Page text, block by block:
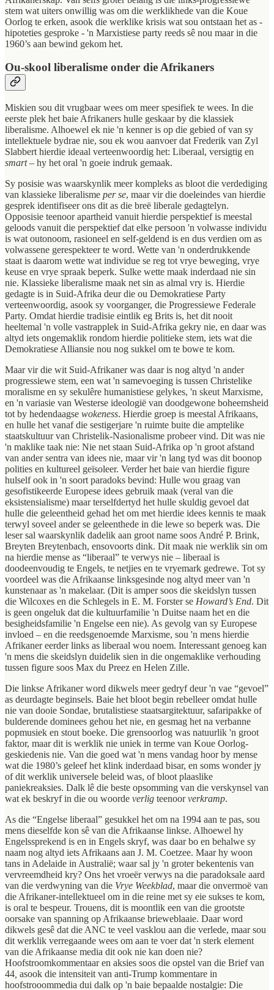
stem wat uiters onwillig was om die werklikhede van die Koue
Oorlog te erken, asook die werklike krisis wat sou ontstaan het as -
hipoteties gesproke - 'n Marxistiese party reeds sê nou maar in die
1960’s aan bewind gekom het.
Ou-skool liberalisme onder die Afrikaners
Miskien sou dit vrugbaar wees om meer spesifiek te wees. In die
eerste plek het baie Afrikaners hulle geskaar by die klassiek
liberalisme. Alhoewel ek nie 'n kenner is op die gebied of van sy
intellektuele bydrae nie, sou ek wou aanvoer dat Frederik van Zyl
Slabbert hierdie ideaal verteenwoordig het: Liberaal, versigtig en
smart– hy het oral 'n goeie indruk gemaak.
Sy posisie was waarskynlik meer kompleks as bloot die verdediging
van klassieke liberalisme per se, maar vir die doeleindes van hierdie
gesprek identifiseer ons dit as die breë liberale gedagtelyn.
Opposisie teenoor apartheid vanuit hierdie perspektief is meestal
geloods vanuit die perspektief dat elke persoon 'n volwasse individu
is wat outonoom, rasioneel en self-geldend is en dus verdien om as
volwassene gerespekteer te word. Wette van 'n onderdrukkende
staat is daarom wette wat individue se reg tot vrye beweging, vrye
keuse en vrye spraak beperk. Sulke wette maak inderdaad nie sin
nie. Klassieke liberalisme maak net sin as almal vry is. Hierdie
gedagte is in Suid-Afrika deur die ou Demokratiese Party
verteenwoordig, asook sy voorganger, die Progressiewe Federale
Party. Omdat hierdie tradisie eintlik eg Brits is, het dit nooit
heeltemal 'n volle vastrapplek in Suid-Afrika gekry nie, en daar was
altyd iets ongemaklik rondom hierdie politieke stem, iets wat die
Demokratiese Alliansie nou nog sukkel om te bowe te kom.
Maar vir die wit Suid-Afrikaner was daar is nog altyd 'n ander
progressiewe stem, een wat 'n samevoeging is tussen Christelike
moralisme en sy sekulêre humanistiese gelykes, 'n skeut Marxisme,
en 'n variasie van Westerse ideologië van doodgewone boheemsheid
tot by hedendaagse wokeness. Hierdie groep is meestal Afrikaans,
en hulle het vanaf die sestigerjare 'n ruimte buite die amptelike
staatskultuur van Christelik-Nasionalisme probeer vind. Dit was nie
'n maklike taak nie: Nie net staan Suid-Afrika op 'n groot afstand
van ander sentra van idees nie, maar vir 'n lang tyd was dit boonop
polities en kultureel geïsoleer. Verder het baie van hierdie figure
hulself ook in 'n soort paradoks bevind: Hulle wou graag van
gesofistikeerde Europese idees gebruik maak (veral van die
eksistensialisme) maar terselfdertyd het hulle skuldig gevoel dat
hulle die geleentheid gehad het om met hierdie idees kennis te maak
terwyl soveel ander se geleenthede in die lewe so beperk was. Die
leser sal waarskynlik dadelik aan groot name soos André P. Brink,
Breyten Breytenbach, ensovoorts dink. Dit maak nie werklik sin om
na hierdie mense as “liberaal” te verwys nie – liberaal is
doodeenvoudig te Engels, te netjies en te vryemark gedrewe. Tot sy
voordeel was die Afrikaanse linksgesinde nog altyd meer van 'n
kunstenaar as 'n makelaar. (Dit is amper soos die skeidslyn tussen
die Wilcoxes en die Schlegels in E. M. Forster se Howard’s End. Dit
is geen ongeluk dat die kultuurfamilie 'n Duitse naam het en die
besigheidsfamilie 'n Engelse een nie). As gevolg van sy Europese
invloed – en die reedsgenoemde Marxisme, sou 'n mens hierdie
Afrikaner eerder links as liberaal wou noem. Interessant genoeg kan
'n mens die skeidslyn duidelik sien in die ongemaklike verhouding
tussen figure soos Max du Preez en Helen Zille.
Die linkse Afrikaner word dikwels meer gedryf deur 'n vae “gevoel”
as deurdagte beginsels. Baie het bloot begin rebelleer omdat hulle
nie van dooie Sondae, brutalistiese staatsargitektuur, safaripakke of
bulderende dominees gehou het nie, en gesmag het na verbanne
popmusiek en stout boeke. Die grensoorlog was natuurlik 'n groot
faktor, maar dit is werklik nie uniek in terme van Koue Oorlog-
geskiedenis nie. Van die goed wat 'n mens vandag hoor by mense
wat die 1980’s geleef het klink inderdaad bisar, en soms wonder jy
of dit werklik universele beleid was, of bloot plaaslike
paniekreaksies. Dalk lê die beste opsomming van die verskynsel van
wat ek beskryf in die ou woorde verlig teenoorverkramp.
As die “Engelse liberaal” gesukkel het om na 1994 aan te pas, sou
mens dieselfde kon sê van die Afrikaanse linkse. Alhoewel hy
Engelssprekend is en in Engels skryf, was daar bo en behalwe sy
naam nog altyd iets Afrikaans aan J. M. Coetzee. Maar hy woon
tans in Adelaide in Australië; waar sal jy 'n groter bekentenis van
vervreemdheid kry? Ons het vroeër verwys na die paradoksale aard
van die verdwyning van die Vrye Weekblad, maar die onvermoë van
die Afrikaner-intellektueel om in die reine met sy eie sukses te kom,
is oral te bespeur. Trouens, dit is moontlik een van die grootste
oorsake van spanning op Afrikaanse brieweblaaie. Daar word
dikwels gesê dat die ANC te veel vasklou aan die verlede, maar sou
dit werklik verregaande wees om aan te voer dat 'n sterk element
van die Afrikaanse media dit ook nie kan doen nie?
Hoofstroomkommentaar en aksies soos die opstel van die Brief van
44 asook die intensiteit van anti-Trump kommentare in
hoofstrooommedia dui dalk op 'n baie bepaalde nostalgie: Die